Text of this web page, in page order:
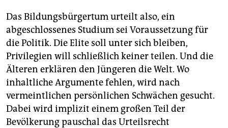
Das Bildungsbürgertum urteilt also, ein
abgeschlossenes Studium sei Voraussetzung für
die Politik. Die Elite soll unter sich bleiben,
Privilegien will schließlich keiner teilen. Und die
Älteren erklären den Jüngeren die Welt. Wo
inhaltliche Argumente fehlen, wird nach
vermeintlichen persönlichen Schwächen gesucht.
Dabei wird implizit einem großen Teil der
Bevölkerung pauschal das Urteilsrecht